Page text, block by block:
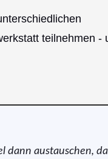
teilnehmen -
dann austauschen,